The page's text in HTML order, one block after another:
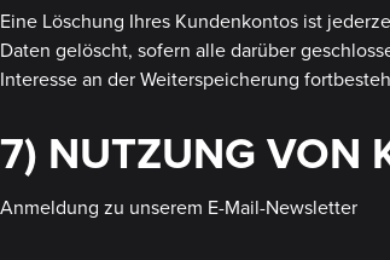
Eine Löschung Ihres Kundenkontos ist
Daten gelöscht, sofern alle darüber
Interesse an der Weiterspeicherung
7) NUTZUNG VON
Anmeldung zu unserem E-Mail-Newsletter